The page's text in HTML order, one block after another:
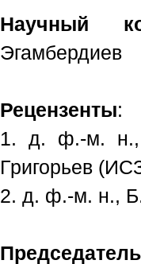
Научный
Эгамбердиев
Рецензенты:
1. д. ф.-м. н.,
Григорьев
2. д. ф.-м. н.,